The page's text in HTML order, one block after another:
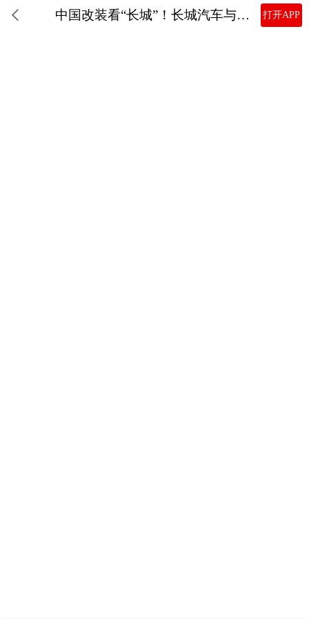
中国改装看“长城”！长城汽车与用户共筑多元改装文化 打开APP